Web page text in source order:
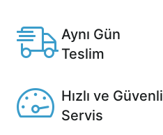
Aynı Gün
Teslim
Hızlı ve Güvenli
Servis